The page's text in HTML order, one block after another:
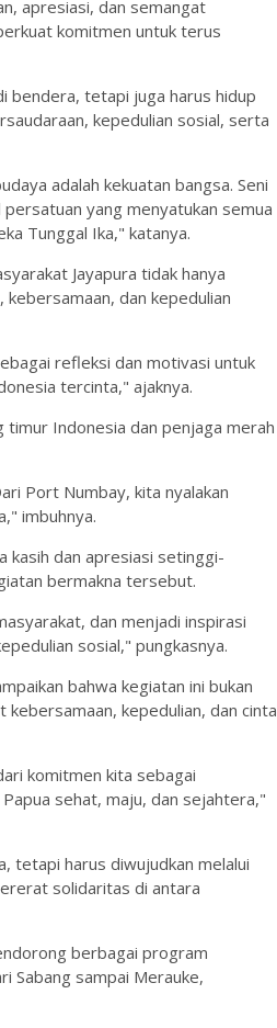
apresiasi, dan semangat
komitmen untuk terus
bendera, tetapi juga harus hidup
kepedulian sosial, serta
adalah kekuatan bangsa. Seni
yang menyatukan semua
Tunggal Ika," katanya.
Jayapura tidak hanya
dan kepedulian
refleksi dan motivasi untuk
tercinta," ajaknya.
Indonesia dan penjaga merah
Port Numbay, kita nyalakan
imbuhnya.
kasih dan apresiasi setinggi-
bermakna tersebut.
dan menjadi inspirasi
sosial," pungkasnya.
bahwa kegiatan ini bukan
kepedulian, dan cinta
komitmen kita sebagai
sehat, maju, dan sejahtera,"
tetapi harus diwujudkan melalui
solidaritas di antara
berbagai program
Sabang sampai Merauke,